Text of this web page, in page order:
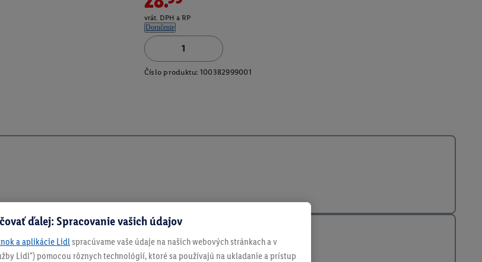
vrát. DPH a RP
Doručenie
Číslo produktu: 100382999001
ďalej: Spracovanie vašich údajov
a aplikácie Lidl spracúvame vaše údaje na našich webových stránkach a v
Lidl") pomocou rôznych technológií, ktoré sa používajú na ukladanie a prístup